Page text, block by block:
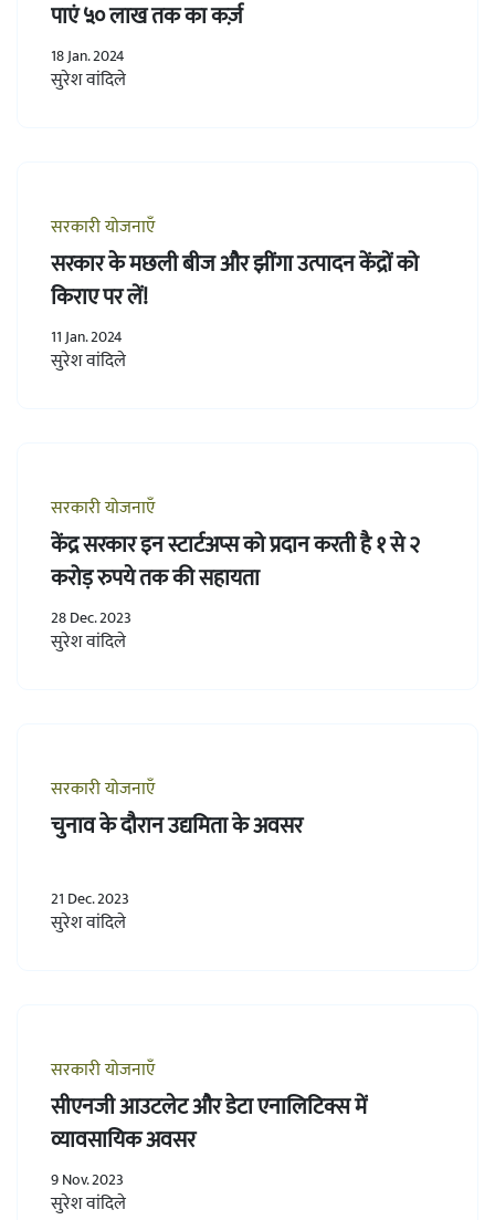
पाएं ५० लाख तक का कर्ज़
18 Jan. 2024
सुरेश वांदिले
सरकारी योजनाएँ
सरकार के मछली बीज और झींगा उत्पादन केंद्रों को
किराए पर लें!
11 Jan. 2024
सुरेश वांदिले
सरकारी योजनाएँ
केंद्र सरकार इन स्टार्टअप्स को प्रदान करती है १ से २
करोड़ रुपये तक की सहायता
28 Dec. 2023
सुरेश वांदिले
सरकारी योजनाएँ
चुनाव के दौरान उद्यमिता के अवसर
21 Dec. 2023
सुरेश वांदिले
सरकारी योजनाएँ
सीएनजी आउटलेट और डेटा एनालिटिक्स में
व्यावसायिक अवसर
9 Nov. 2023
सुरेश वांदिले